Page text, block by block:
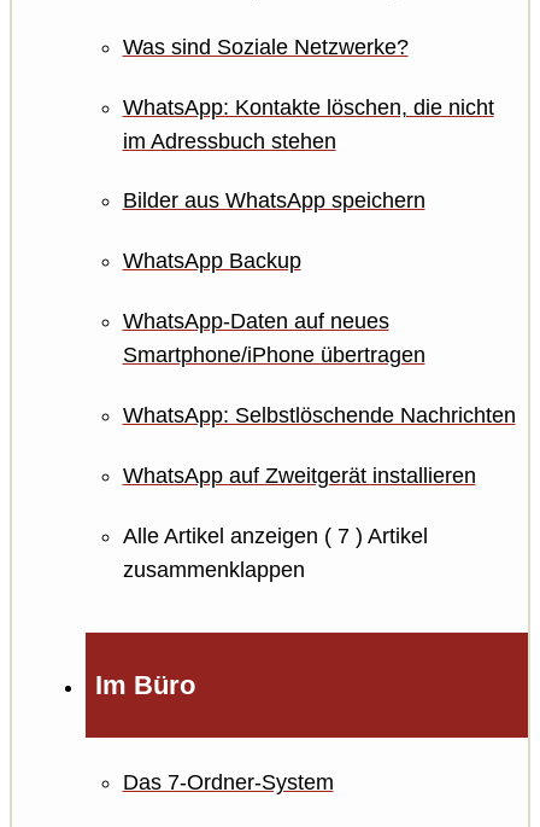
Was sind Soziale Netzwerke?
WhatsApp: Kontakte löschen, die nicht
im Adressbuch stehen
Bilder aus WhatsApp speichern
WhatsApp Backup
WhatsApp-Daten auf neues
Smartphone/iPhone übertragen
WhatsApp: Selbstlöschende Nachrichten
WhatsApp auf Zweitgerät installieren
Alle Artikel anzeigen ( 7 ) Artikel
zusammenklappen
Im Büro
Das 7-Ordner-System